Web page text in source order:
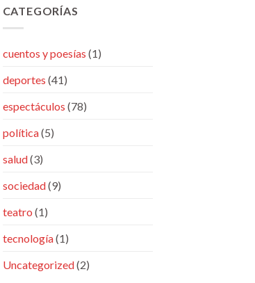
CATEGORÍAS
cuentos y poesías (1)
deportes (41)
espectáculos (78)
política(5)
salud(3)
sociedad(9)
teatro (1)
tecnología(1)
Uncategorized(2)